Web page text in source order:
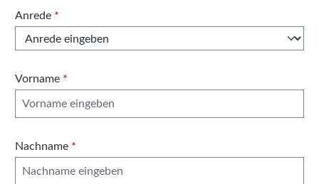
Anrede *
Vorname *
Nachname *